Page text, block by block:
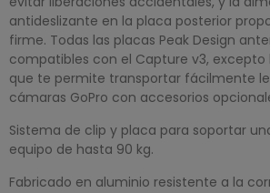
antideslizante en la placa posterior
firme. Todas las placas Peak Design
compatibles con el Capture v3, excepto
que te permite transportar fácilmente
cámaras GoPro con accesorios
Sistema de clip y placa para soportar
equipo de hasta 90 kg.
Fabricado en aluminio resistente a la